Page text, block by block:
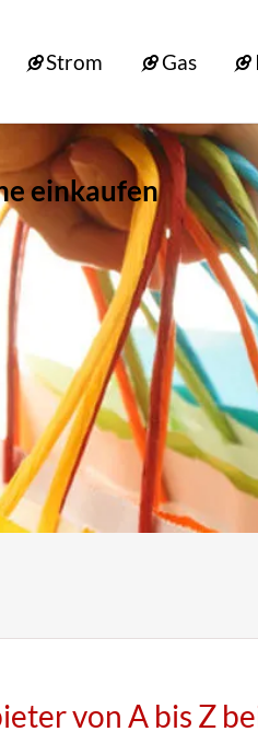
Strom Gas
einkaufen
von A bis Z